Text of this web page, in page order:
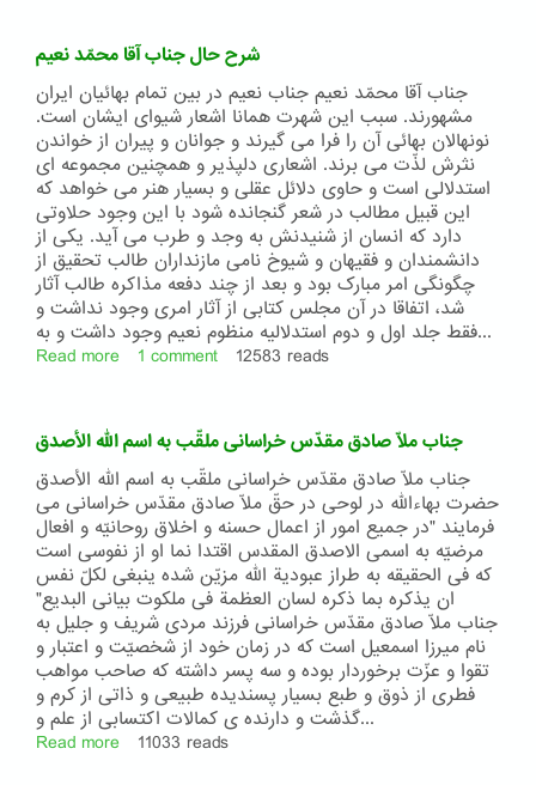
و
جناب
سینا
شرح حال جناب آقا محمّد نعیم
جناب آقا محمّد نعیم جناب نعیم در بین تمام بهائیان ایران
مشهورند. سبب این شهرت همانا اشعار شیوای ایشان است.
نونهالان بهائی آن را فرا می گیرند و جوانان و پیران از خواندن
نثرش لذّت می برند. اشعاری دلپذیر و همچنین مجموعه ای
استدلالی است و حاوی دلائل عقلی و بسیار هنر می خواهد که
این قبیل مطالب در شعر گنجانده شود با این وجود حلاوتی
دارد که انسان از شنیدنش به وجد و طرب می آید. یکی از
دانشمندان و فقیهان و شیوخ نامی مازنداران طالب تحقیق از
چگونگی امر مبارک بود و بعد از چند دفعه مذاکره طالب آثار
شد، اتفاقا در آن مجلس کتابی از آثار امری وجود نداشت و
فقط جلد اول و دوم استدلالیه منظوم نعیم وجود داشت و به...
Read more about
جناب
آقا
محمّد
نعیم
1 comment 12583 reads
جناب ملّا صادق مقدّس خراسانی ملقّب به اسم الله الأصدق
جناب ملّا صادق مقدّس خراسانی ملقّب به اسم الله الأصدق
حضرت بهاءالله در لوحی در حقّ ملّا صادق مقدّس خراسانی می
فرمایند "در جمیع امور از اعمال حسنه و اخلاق روحانیّه و افعال
مرضیّه به اسمی الاصدق المقدس اقتدا نما او از نفوسی است
که فی الحقیقه به طراز عبودیة الله مزیّن شده ینبغی لکلّ نفس
ان یذکره بما ذکره لسان العظمة فی ملکوت بیانی البدیع"
جناب ملّا صادق مقدّس خراسانی فرزند مردی شریف و جلیل به
نام میرزا اسمعیل است که در زمان خود از شخصیّت و اعتبار و
تقوا و عزّت برخوردار بوده و سه پسر داشته که صاحب مواهب
فطری از ذوق و طبع بسیار پسندیده طبیعی و ذاتی از کرم و
گذشت و دارنده ی کمالات اکتسابی از علم و...
Read more about
11033 reads